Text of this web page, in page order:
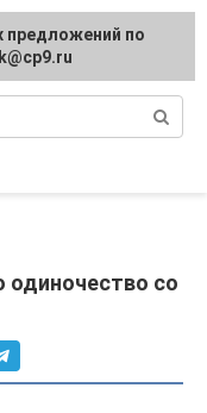
со
по